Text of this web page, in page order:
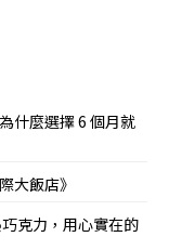
什麼選擇 6 個月就
大飯店》
克力，用心實在的